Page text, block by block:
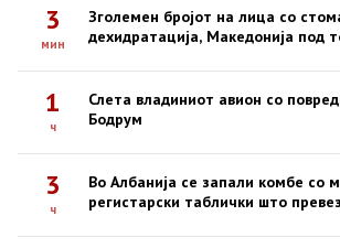
3
мин
Зголемен бројот на лица со
дехидратација, Македонија под
1
ч
Слета владиниот авион со
Бодрум
3
ч
Во Албанија се запали комбе со
регистарски таблички што